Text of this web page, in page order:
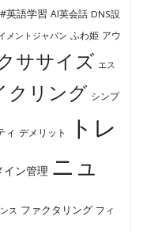
#英語学習 AI英会話 DNS設
メントジャパン ふわ姫 アウ
ササイズ エス
クリング シンプ
ィ デメリット
トレ
イン管理 ニュ
ス ファクタリング フィ